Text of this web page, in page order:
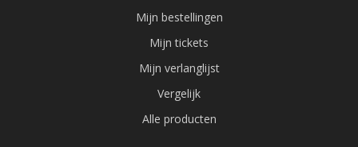
Mijn bestellingen
Mijn tickets
Mijn verlanglijst
Vergelijk
Alle producten